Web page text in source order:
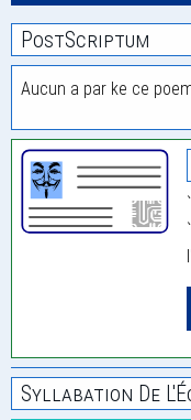
PostScriptum
Aucun a par ke ce
Syllabation De